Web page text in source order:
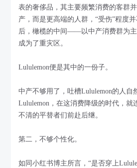
表的奢侈品，其主要频繁消费的客群
产，而是更高端的人群，“受伤”程度
后，橄榄的中间——以中产消费群为
成为了重灾区。
Lululemon便是其中的一份子。
中产不够用了，吐槽Lululemon的人自
Lululemon，在这消费降级的时代，就
不清的平替者们前赴后继。
第二，不够个性化。
如同小红书博主所言，“是否穿上